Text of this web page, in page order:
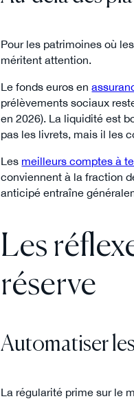
Pour les patrimoines où
méritent attention.
Le fonds euros en
prélèvements sociaux
en 2026). La liquidité est
pas les livrets, mais il les
Les meilleurs comptes à
conviennent à la fraction
anticipé entraîne
Les
réserve
Automatiser
La régularité prime sur le